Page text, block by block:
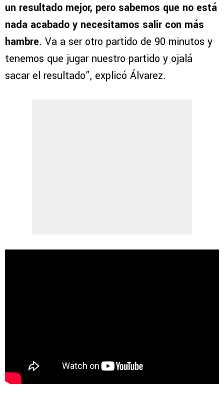
un resultado mejor, pero sabemos que no está
nada acabado y necesitamos salir con más
hambre. Va a ser otro partido de 90 minutos y
tenemos que jugar nuestro partido y ojalá
sacar el resultado”, explicó Álvarez.